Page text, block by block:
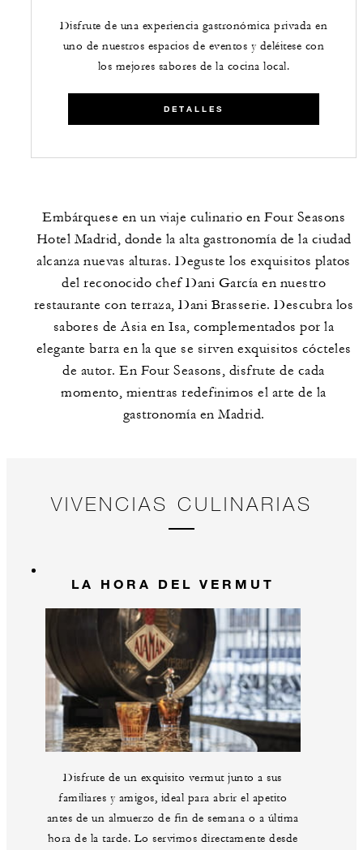
Disfrute de una experiencia gastronómica privada en
uno de nuestros espacios de eventos y deléitese con
los mejores sabores de la cocina local.
DETALLES
Embárquese en un viaje culinario en Four Seasons
Hotel Madrid, donde la alta gastronomía de la ciudad
alcanza nuevas alturas. Deguste los exquisitos platos
del reconocido chef Dani García en nuestro
restaurante con terraza, Dani Brasserie. Descubra los
sabores de Asia en Isa, complementados por la
elegante barra en la que se sirven exquisitos cócteles
de autor. En Four Seasons, disfrute de cada
momento, mientras redefinimos el arte de la
gastronomía en Madrid.
VIVENCIAS CULINARIAS
LA HORA DEL VERMUT
Disfrute de un exquisito vermut junto a sus
familiares y amigos, ideal para abrir el apetito
antes de un almuerzo de fin de semana o a última
hora de la tarde. Lo servimos directamente desde